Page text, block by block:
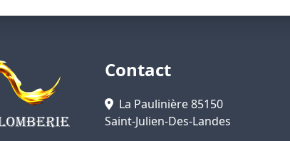
Contact
La Paulinière 85150
Saint-Julien-Des-Landes